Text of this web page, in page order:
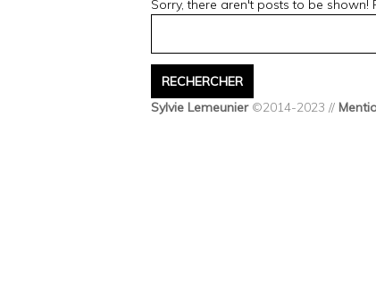
Sorry, there aren't posts to be shown!
Sylvie Lemeunier©2014-2023 //